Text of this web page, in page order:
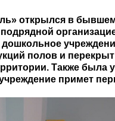
открылся в
полов и
Также
примет